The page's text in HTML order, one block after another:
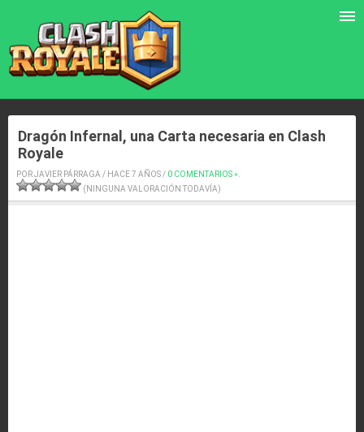
Dragón Infernal, una Carta necesaria en Clash
Royale
POR JAVIER PÁRRAGA / HACE 7 AÑOS / 0 COMENTARIOS »
(NINGUNA VALORACIÓN TODAVÍA)